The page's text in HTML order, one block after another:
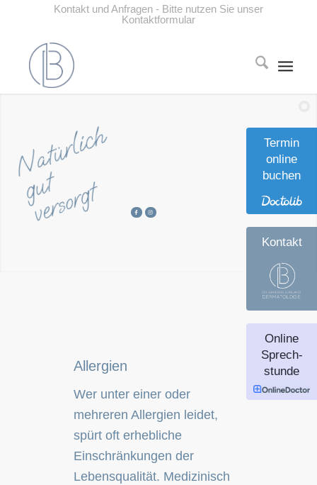
Kontakt und Anfragen - Bitte nutzen Sie unser
Kontaktformular
Natürlich
gut
versorgt
Allergien
Wer unter einer oder
mehreren Allergien leidet,
spürt oft erhebliche
Einschränkungen der
Lebensqualität. Medizinisch
Termin
online
buchen
Kontakt
Online
Sprech-
stunde